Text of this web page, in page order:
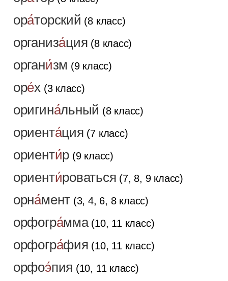
ора́торский (8 класс)
организа́ция (8 класс)
органи́зм (9 класс)
оре́х(3 класс)
оригина́льный (8 класс)
ориента́ция (7 класс)
ориенти́р (9 класс)
ориенти́роваться (7, 8, 9 класс)
орна́мент (3, 4, 6, 8 класс)
орфогра́мма(10, 11 класс)
орфогра́фия (10, 11 класс)
орфоэ́пия (10, 11 класс)